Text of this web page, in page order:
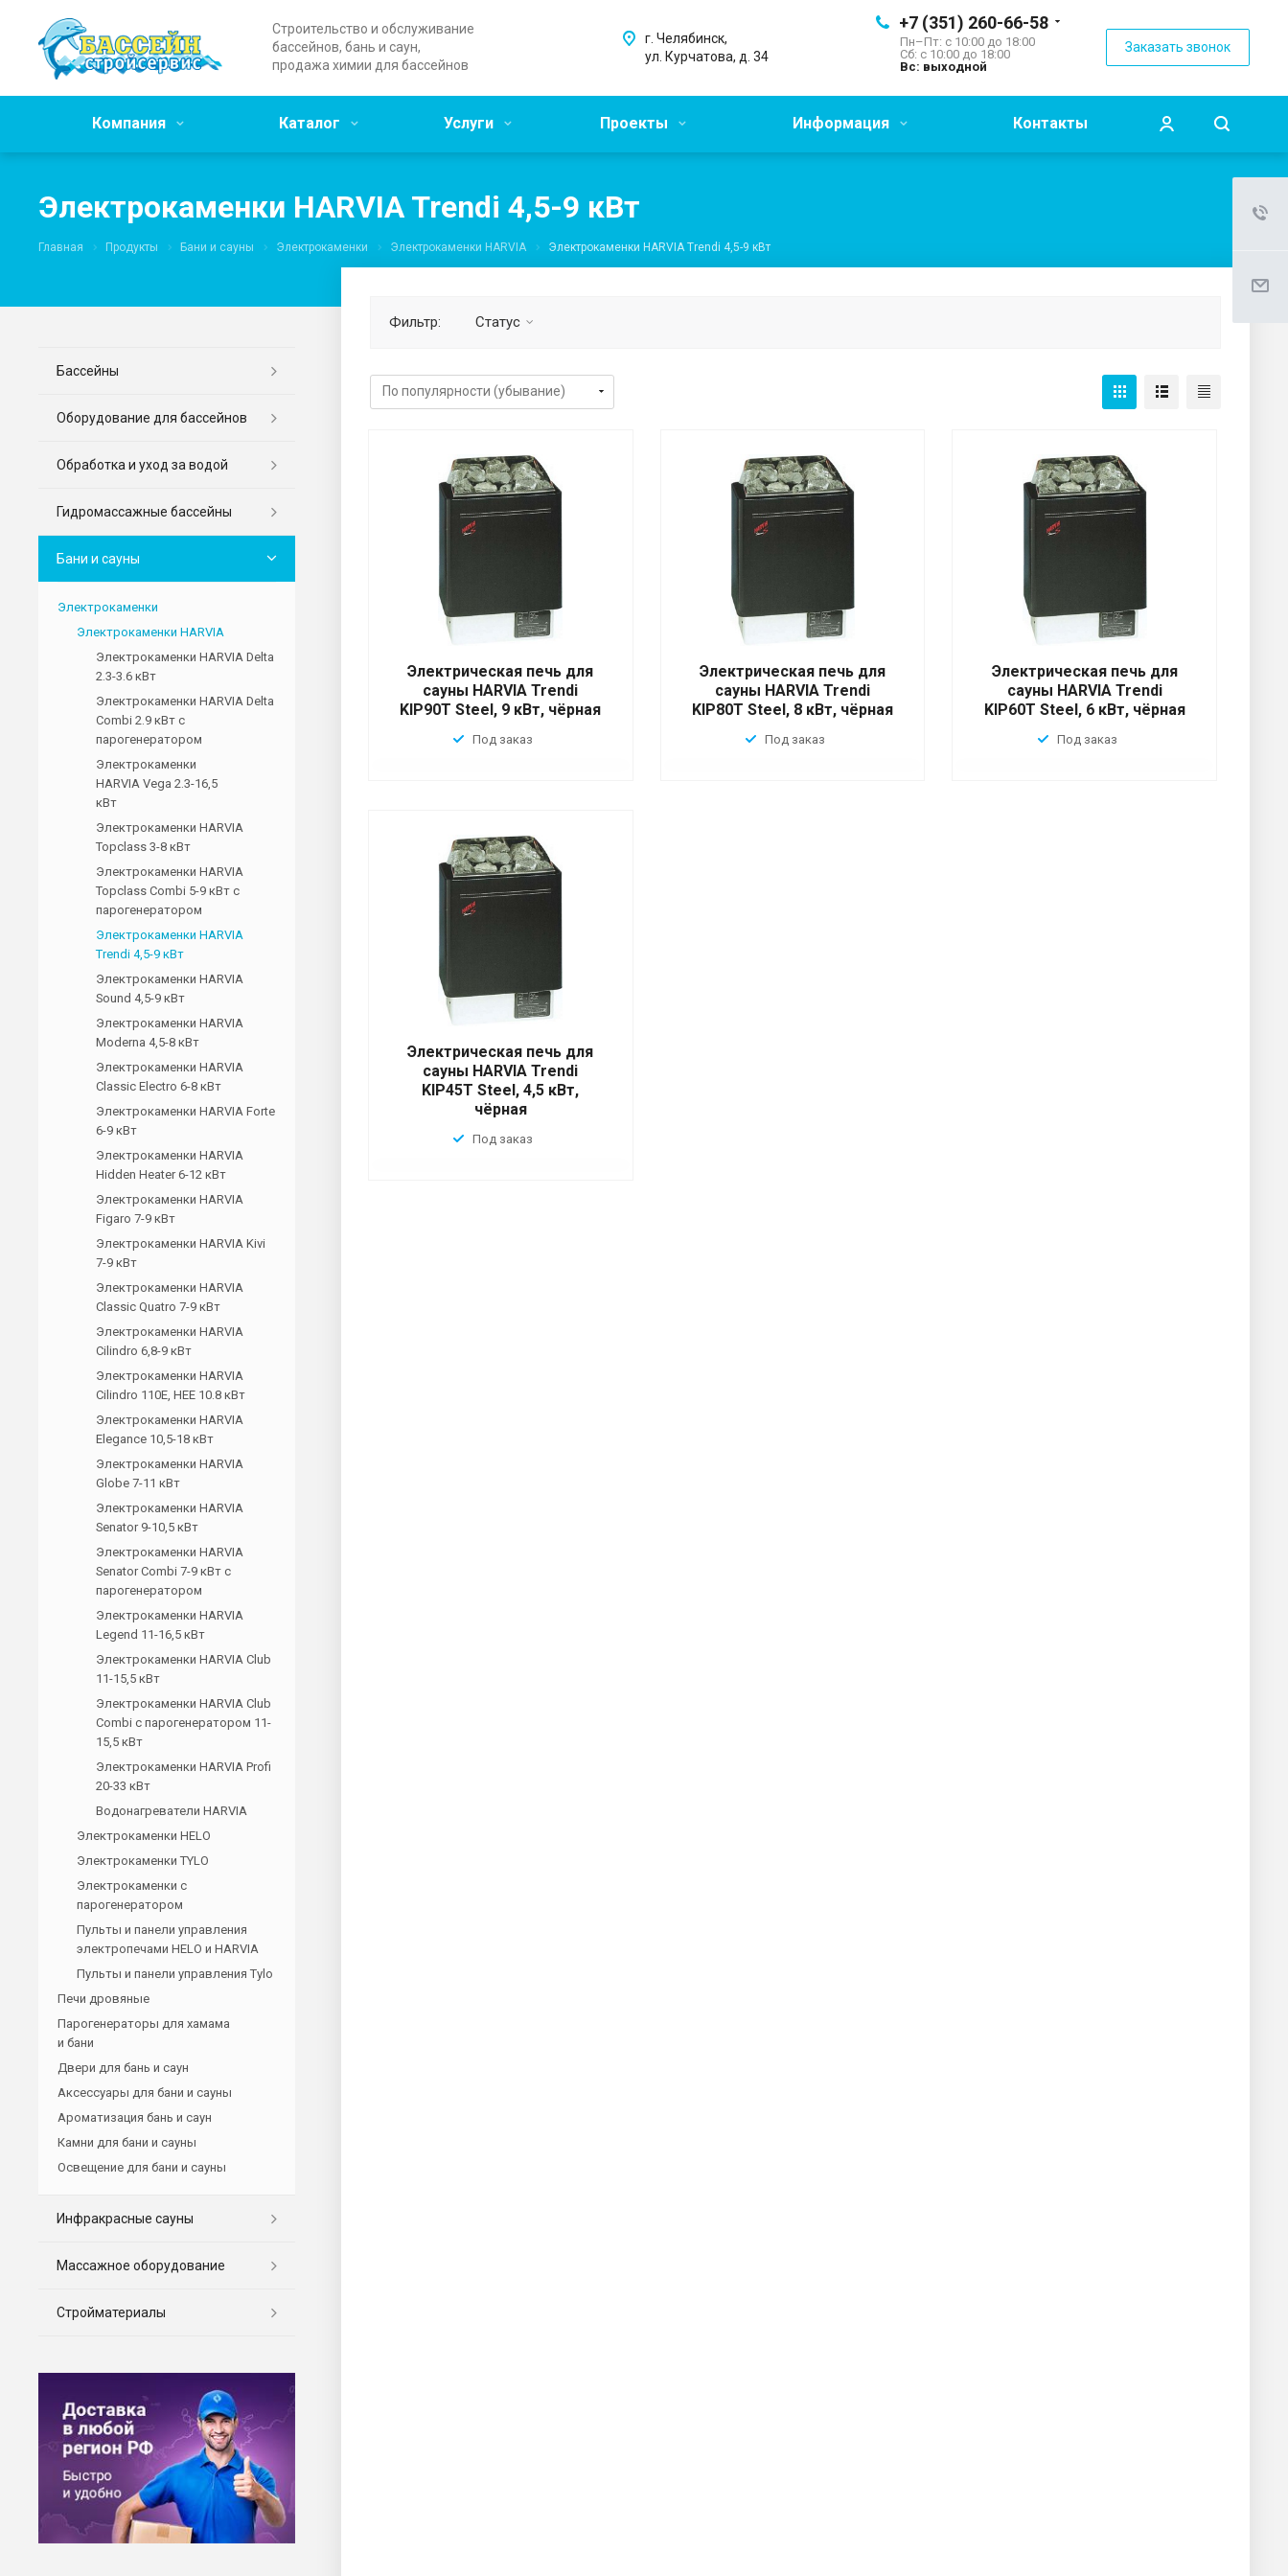
Строительство и обслуживание
бассейнов, бань и саун,
продажа химии для бассейнов
+7 (351) 260-66-58
Пн–Пт: с 10:00 до 18:00
Сб: с 10:00 до 18:00
Вс: выходной
Заказать звонок
г. Челябинск,
ул. Курчатова, д. 34
Компания Каталог Услуги Проекты Информация Контакты
Электрокаменки HARVIA Trendi 4,5-9 кВт
Главная Продукты Бани и сауны Электрокаменки Электрокаменки HARVIA Электрокаменки HARVIA Trendi 4,5-9 кВт
Фильтр: Статус
Электрическая печь для
сауны HARVIA Trendi
KIP90T Steel, 9 кВт, чёрная
Под заказ
Электрическая печь для
сауны HARVIA Trendi
KIP80T Steel, 8 кВт, чёрная
Под заказ
Электрическая печь для
сауны HARVIA Trendi
KIP60T Steel, 6 кВт, чёрная
Под заказ
Электрическая печь для
сауны HARVIA Trendi
KIP45T Steel, 4,5 кВт,
чёрная
Под заказ
Бассейны
Оборудование для бассейнов
Обработка и уход за водой
Гидромассажные бассейны
Бани и сауны
Электрокаменки
Электрокаменки HARVIA
Электрокаменки HARVIA Delta
2.3-3.6 кВт
Электрокаменки HARVIA Delta
Combi 2.9 кВт с
парогенератором
Электрокаменки
HARVIA Vega 2.3-16,5
кВт
Электрокаменки HARVIA
Topclass 3-8 кВт
Электрокаменки HARVIA
Topclass Combi 5-9 кВт с
парогенератором
Электрокаменки HARVIA
Trendi 4,5-9 кВт
Электрокаменки HARVIA
Sound 4,5-9 кВт
Электрокаменки HARVIA
Moderna 4,5-8 кВт
Электрокаменки HARVIA
Classic Electro 6-8 кВт
Электрокаменки HARVIA Forte
6-9 кВт
Электрокаменки HARVIA
Hidden Heater 6-12 кВт
Электрокаменки HARVIA
Figaro 7-9 кВт
Электрокаменки HARVIA Kivi
7-9 кВт
Электрокаменки HARVIA
Classic Quatro 7-9 кВт
Электрокаменки HARVIA
Cilindro 6,8-9 кВт
Электрокаменки HARVIA
Cilindro 110E, HEE 10.8 кВт
Электрокаменки HARVIA
Elegance 10,5-18 кВт
Электрокаменки HARVIA
Globe 7-11 кВт
Электрокаменки HARVIA
Senator 9-10,5 кВт
Электрокаменки HARVIA
Senator Combi 7-9 кВт с
парогенератором
Электрокаменки HARVIA
Legend 11-16,5 кВт
Электрокаменки HARVIA Club
11-15,5 кВт
Электрокаменки HARVIA Club
Combi с парогенератором 11-
15,5 кВт
Электрокаменки HARVIA Profi
20-33 кВт
Водонагреватели HARVIA
Электрокаменки HELO
Электрокаменки TYLO
Электрокаменки с
парогенератором
Пульты и панели управления
электропечами HELO и HARVIA
Пульты и панели управления Tylo
Печи дровяные
Парогенераторы для хамама
и бани
Двери для бань и саун
Аксессуары для бани и сауны
Ароматизация бань и саун
Камни для бани и сауны
Освещение для бани и сауны
Инфракрасные сауны
Массажное оборудование
Стройматериалы